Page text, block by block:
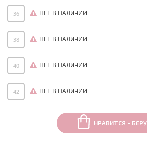
36 НЕТ В НАЛИЧИИ
38 НЕТ В НАЛИЧИИ
40 НЕТ В НАЛИЧИИ
42 НЕТ В НАЛИЧИИ
НРАВИТСЯ - БЕРУ